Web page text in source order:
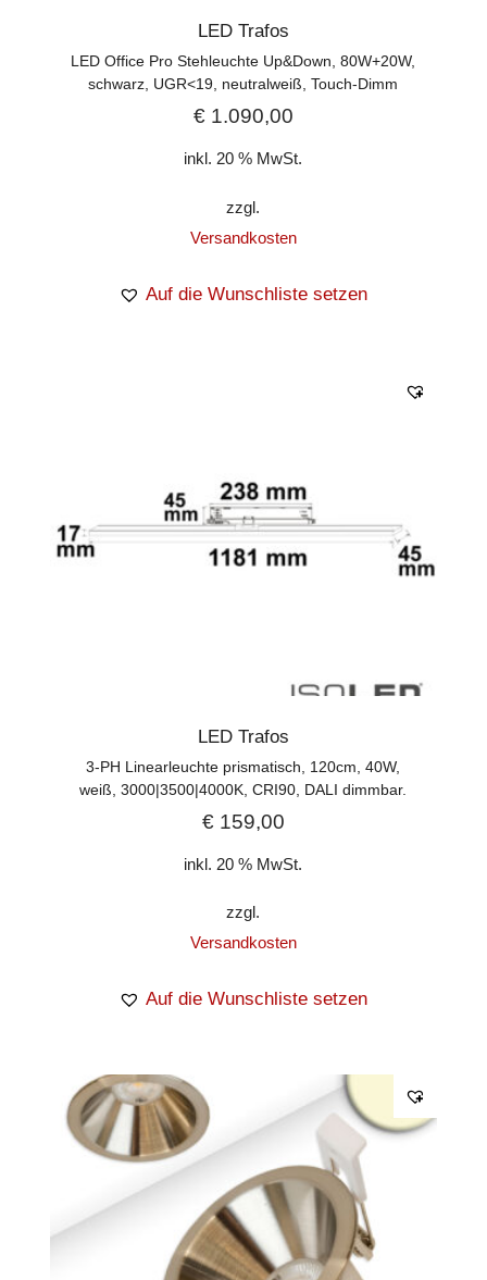
LED Trafos
LED Office Pro Stehleuchte Up&Down, 80W+20W,
schwarz, UGR<19, neutralweiß, Touch-Dimm
€1.090,00
inkl. 20 % MwSt.
zzgl.
Versandkosten
Auf die Wunschliste setzen
LED Trafos
3-PH Linearleuchte prismatisch, 120cm, 40W,
weiß, 3000|3500|4000K, CRI90, DALI dimmbar.
€159,00
inkl. 20 % MwSt.
zzgl.
Versandkosten
Auf die Wunschliste setzen